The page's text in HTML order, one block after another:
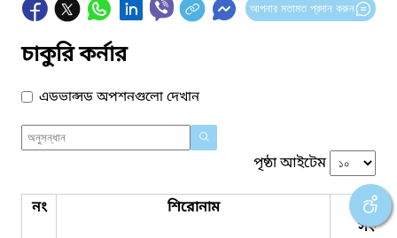
আপনার মতামত প্রদান করুন
চাকুরি কর্নার
এডভান্সড অপশনগুলো দেখান
পৃষ্ঠা আইটেম
নং শিরোনাম